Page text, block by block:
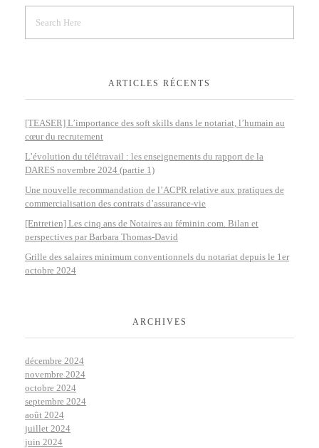
ARTICLES RÉCENTS
[TEASER] L’importance des soft skills dans le notariat, l’humain au
cœur du recrutement
L’évolution du télétravail : les enseignements du rapport de la
DARES novembre 2024 (partie 1)
Une nouvelle recommandation de l’ACPR relative aux pratiques de
commercialisation des contrats d’assurance-vie
[Entretien] Les cinq ans de Notaires au féminin.com. Bilan et
perspectives par Barbara Thomas-David
Grille des salaires minimum conventionnels du notariat depuis le 1er
octobre 2024
ARCHIVES
décembre 2024
novembre 2024
octobre 2024
septembre 2024
août 2024
juillet 2024
juin 2024